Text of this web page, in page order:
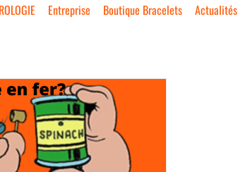
Entreprise Boutique Bracelets Actualités